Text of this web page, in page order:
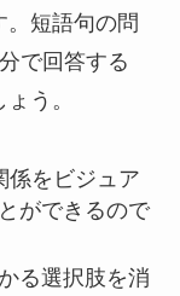
短語句の問
で回答する
う。
係をビジュア
ができるので
る選択肢を消